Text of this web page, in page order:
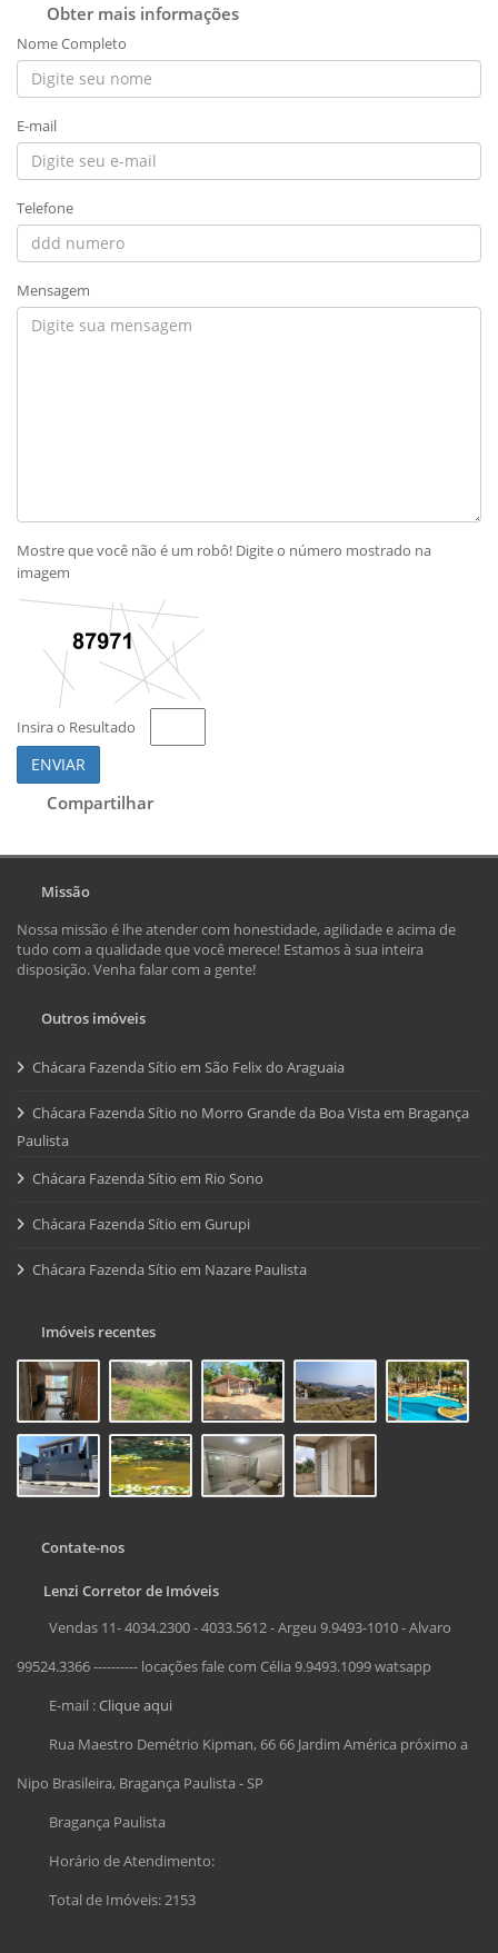
Obter mais informações
Nome Completo
E-mail
Telefone
Mensagem
Mostre que você não é um robô! Digite o número mostrado na
imagem
Insira o Resultado
ENVIAR
Compartilhar
Missão
Nossa missão é lhe atender com honestidade, agilidade e acima de
tudo com a qualidade que você merece! Estamos à sua inteira
disposição. Venha falar com a gente!
Outros imóveis
Chácara Fazenda Sítio em São Felix do Araguaia
Chácara Fazenda Sítio no Morro Grande da Boa Vista em Bragança
Paulista
Chácara Fazenda Sítio em Rio Sono
Chácara Fazenda Sítio em Gurupi
Chácara Fazenda Sítio em Nazare Paulista
Imóveis recentes
Contate-nos
Lenzi Corretor de Imóveis
Vendas 11- 4034.2300 - 4033.5612 - Argeu 9.9493-1010 - Alvaro
99524.3366 ---------- locações fale com Célia 9.9493.1099 watsapp
E-mail :Clique aqui
Rua Maestro Demétrio Kipman, 66 66 Jardim América próximo a
Nipo Brasileira, Bragança Paulista - SP
Bragança Paulista
Horário de Atendimento:
Total de Imóveis: 2153